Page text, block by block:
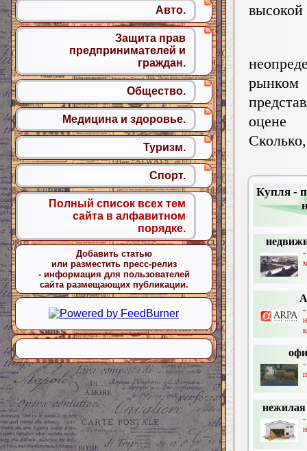
Купля -
-
-
-
рынком
оцене
Авто.
Защита прав
предпринимателей и
граждан.
Общество.
Медицина и здоровье.
Туризм.
Спорт.
Полный список всех тем
сайта в алфавитном
порядке.
Добавить статью
или разместить пресс-релиз
- информация для пользователей
сайта размещающих публикации.